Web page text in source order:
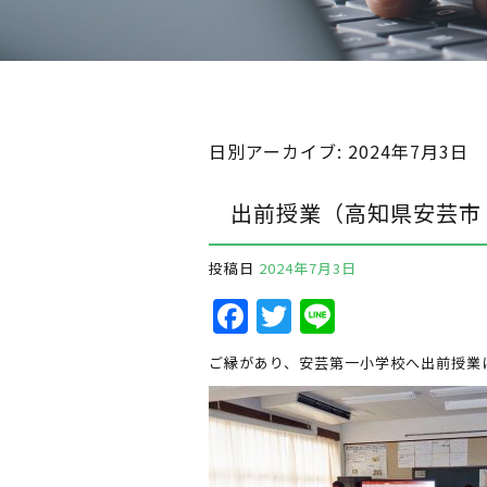
日別アーカイブ: 2024年7月3日
出前授業（高知県安芸
投稿日 2024年7月3日
F
a
c
e
T
w
it
te
r
n
e
ご縁があり、安芸第一小学校へ出前授